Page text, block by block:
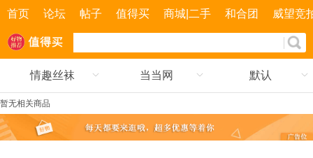
首页 论坛 帖子 值得买 商城|二手 和合团 威望竞
情趣丝袜 当当网 默认
暂无相关商品